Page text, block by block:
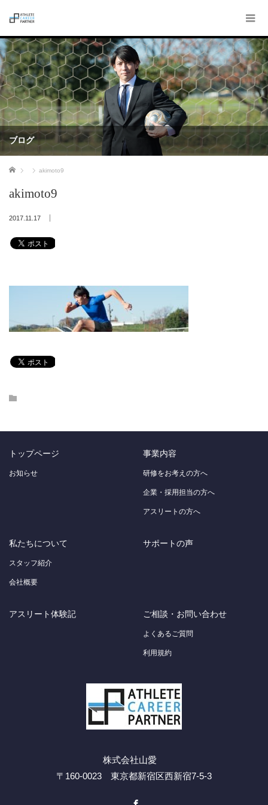
ブログ
ホーム akimoto9
akimoto9
2017.11.17
トップページ
お知らせ
事業内容
研修をお考えの方へ
企業・採用担当の方へ
アスリートの方へ
私たちについて
スタッフ紹介
会社概要
サポートの声
アスリート体験記 ご相談・お問い合わせ
よくあるご質問
利用規約
株式会社山愛
〒160-0023 東京都新宿区西新宿7-5-3